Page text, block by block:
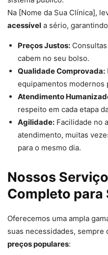
Na [Nome da Sua Clínica],
acessível a sério,
Preços Justos:
cabem no seu bolso.
Qualidade Comprovada:
equipamentos modernos
Atendimento
respeito em cada etapa
Agilidade: Facilidade no
atendimento, muitas
para o mesmo dia.
Nossos
Completo para
Oferecemos uma ampla
suas necessidades, sempre
preços populares: